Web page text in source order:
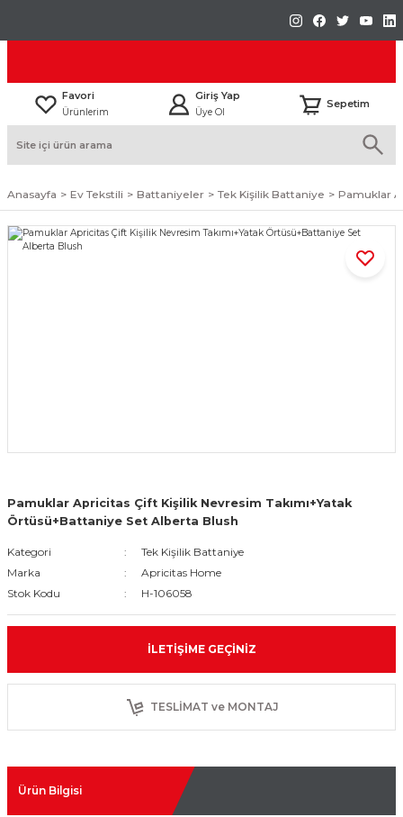
Favori
Ürünlerim
Giriş Yap
Üye Ol
Sepetim
Anasayfa Ev Tekstili Battaniyeler Tek Kişilik Battaniye Pamuklar
Pamuklar Apricitas Çift Kişilik Nevresim Takımı+Yatak
Örtüsü+Battaniye Set Alberta Blush
Kategori
Tek Kişilik Battaniye
Marka
Apricitas Home
Stok Kodu
H-106058
İLETIŞIME GEÇINIZ
TESLİMAT ve MONTAJ
Ürün Bilgisi